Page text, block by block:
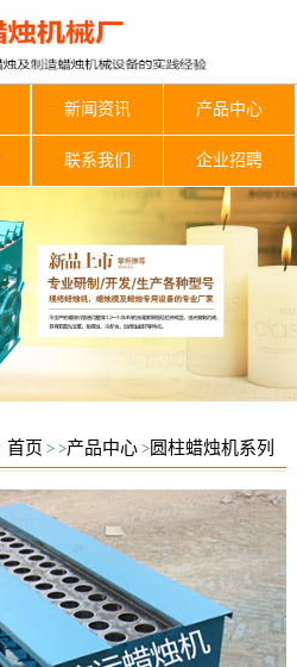
新闻资讯 产品中心
联系我们 企业招聘
首页 > >产品中心 > 圆柱蜡烛机系列